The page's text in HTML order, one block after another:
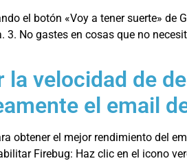
el botón «Voy a tener suerte» de
No gastes en cosas que no
velocidad de
el email
obtener el mejor rendimiento del
Firebug: Haz clic en el icono